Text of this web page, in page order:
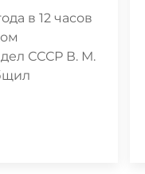
в 12 часов
СССР В. М.